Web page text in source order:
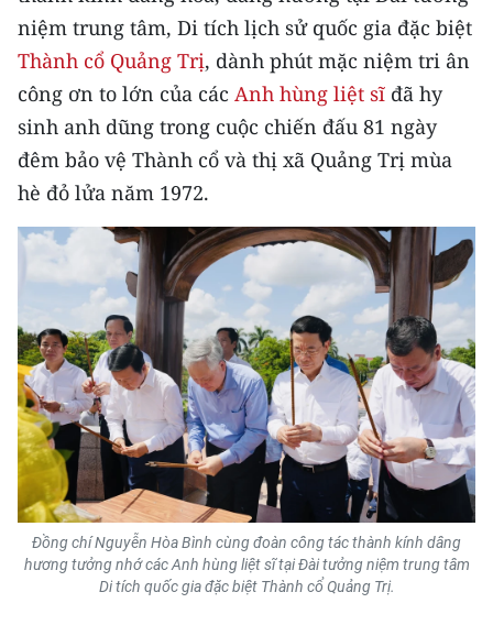
Media Văn hóa
Media Xã hội
Media Pháp luật
Media Du lịch
Media Thế giới
Media Thể thao
Media Giáo dục
Media Y tế
Media Khoa học - Công nghệ
Media Môi trường
Ảnh
Infographic
niệm trung tâm, Di tích lịch sử quốc gia đặc biệt
Thành cổ Quảng Trị, dành phút mặc niệm tri ân
công ơn to lớn của các Anh hùng liệt sĩ đã hy
sinh anh dũng trong cuộc chiến đấu 81 ngày
đêm bảo vệ Thành cổ và thị xã Quảng Trị mùa
hè đỏ lửa năm 1972.
Đồng chí Nguyễn Hòa Bình cùng đoàn công tác thành kính dâng
hương tưởng nhớ các Anh hùng liệt sĩ tại Đài tưởng niệm trung tâm
Di tích quốc gia đặc biệt Thành cổ Quảng Trị.